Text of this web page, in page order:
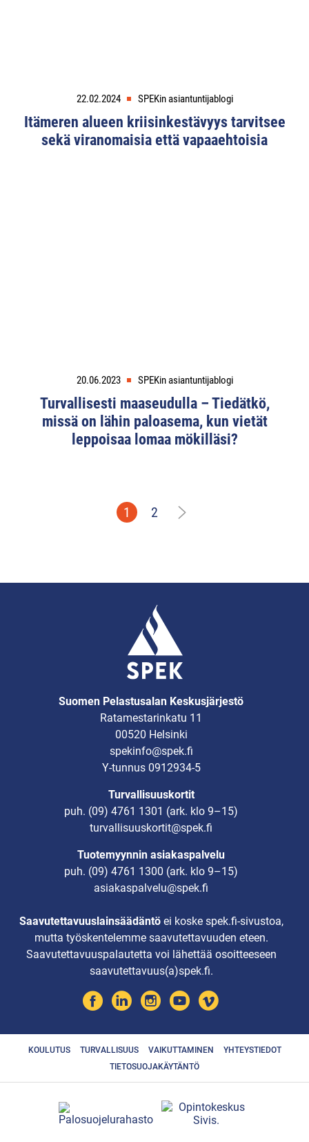
22.02.2024 SPEKin asiantuntijablogi
Itämeren alueen kriisinkestävyys tarvitsee
sekä viranomaisia että vapaaehtoisia
20.06.2023 SPEKin asiantuntijablogi
Turvallisesti maaseudulla – Tiedätkö,
missä on lähin paloasema, kun vietät
leppoisaa lomaa mökilläsi?
1 2
Suomen Pelastusalan Keskusjärjestö
Ratamestarinkatu 11
00520 Helsinki
spekinfo@spek.fi
Y-tunnus 0912934-5
Turvallisuuskortit
puh. (09) 4761 1301 (ark. klo 9–15)
turvallisuuskortit@spek.fi
Tuotemyynnin asiakaspalvelu
puh. (09) 4761 1300 (ark. klo 9–15)
asiakaspalvelu@spek.fi
Saavutettavuuslainsäädäntöei koske spek.fi-sivustoa,
mutta työskentelemme saavutettavuuden eteen.
Saavutettavuuspalautetta voi lähettää osoitteeseen
saavutettavuus(a)spek.fi.
KOULUTUS TURVALLISUUS VAIKUTTAMINEN
YHTEYSTIEDOT
TIETOSUOJAKÄYTÄNTÖ